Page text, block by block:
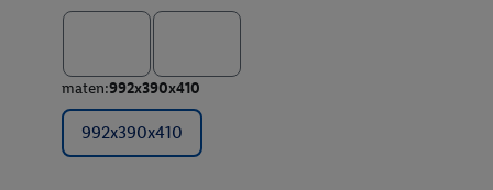
maten:992x390x410
992x390x410